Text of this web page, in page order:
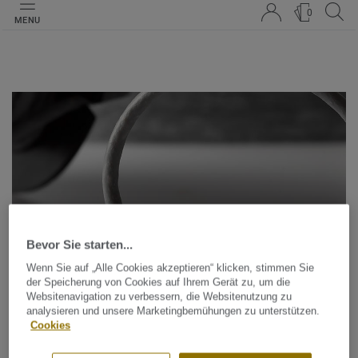
MENU
0
Schweißschnüre
Bevor Sie starten...
Wenn Sie auf „Alle Cookies akzeptieren“ klicken, stimmen Sie
der Speicherung von Cookies auf Ihrem Gerät zu, um die
Websitenavigation zu verbessern, die Websitenutzung zu
analysieren und unsere Marketingbemühungen zu unterstützen.
Cookies